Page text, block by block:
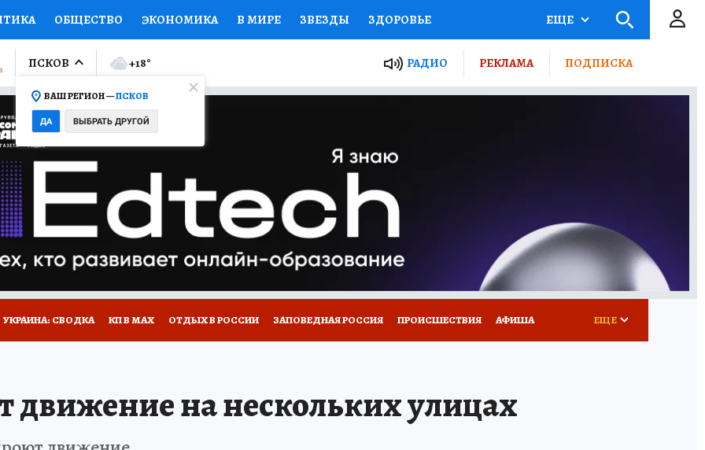
ОБЩЕСТВО ЭКОНОМИКА В МИРЕ ЗВЕЗДЫ ЗДОРОВЬЕ
ПРОИСШЕСТВИЯ НАЦИОНАЛЬНЫЕ ПРОЕКТЫ РОССИИ
ОТКРЫВАЕМ МИР Я ЗНАЮ СЕМЬЯ ЖЕНСКИЕ СЕКРЕТЫ ПУТЕВОДИТЕЛЬ
ПРОМОКОДЫ СЕРИАЛЫ
КОЛЛЕКЦИИ КОНКУРСЫ ГИД ПОТРЕБИТЕЛЯ
САЙТЕ
ЕЩЕ
ПСКОВ
ВАШ РЕГИОН —ПСКОВ
ДА ВЫБРАТЬ ДРУГОЙ
+18° РАДИО РЕКЛАМА ПОДПИСКА
УКРАИНА: СВОДКА КП В МАХ ОТДЫХ В РОССИИ ЗАПОВЕДНАЯ РОССИЯ ПРОИСШЕСТВИЯ АФИША ЕЩЕ
движение на нескольких улицах